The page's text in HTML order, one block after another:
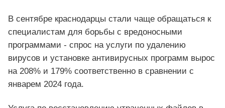
В сентябре краснодарцы стали чаще обращаться к
специалистам для борьбы с вредоносными
программами - спрос на услуги по удалению
вирусов и установке антивирусных программ вырос
на 208% и 179% соответственно в сравнении с
январем 2024 года.